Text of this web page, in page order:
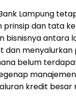
Lampung
prinsip dan tata
bisnisnya antara
dan menyalurkan
belum
kredit besar